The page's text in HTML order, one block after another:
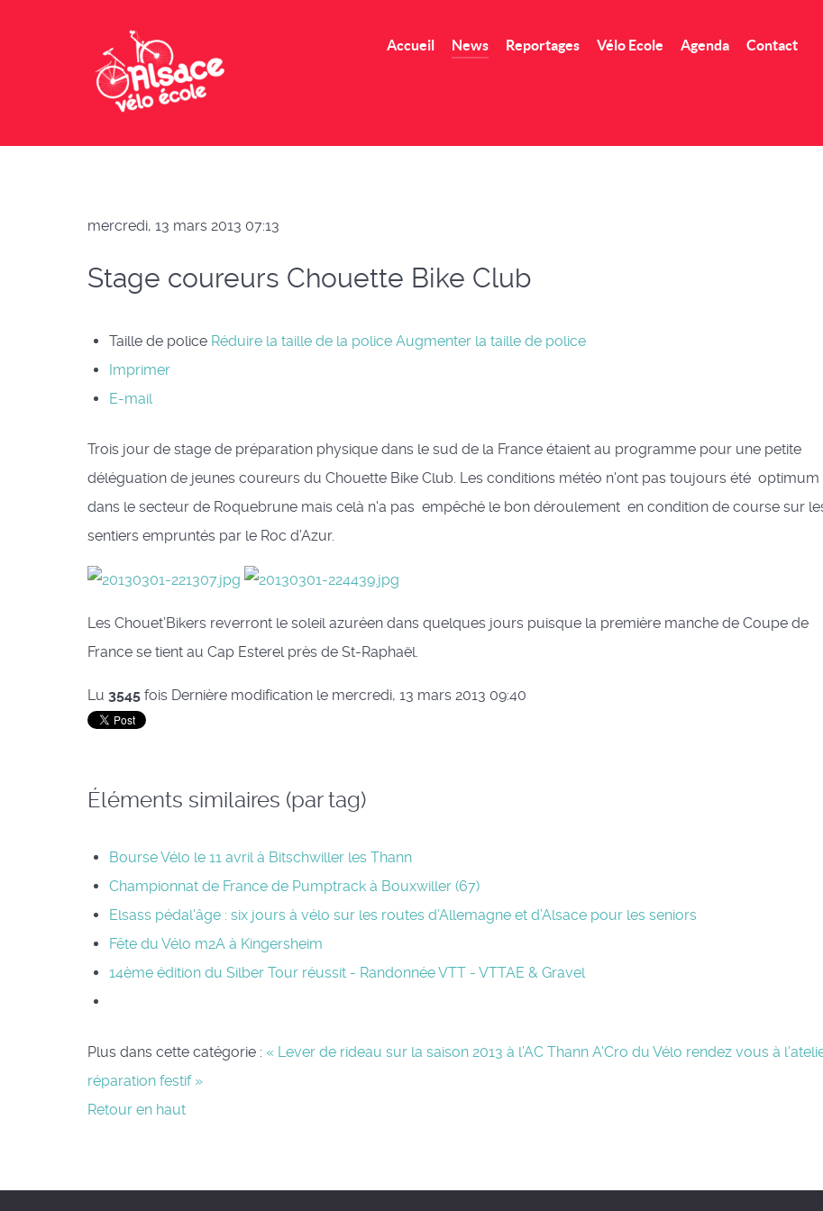
Accueil News Reportages Vélo Ecole Agenda Contact
mercredi, 13 mars 2013 07:13
Stage coureurs Chouette Bike Club
Taille de police Réduire la taille de la police Augmenter la taille de police
Imprimer
E-mail
Trois jour de stage de préparation physique dans le sud de la France étaient au programme pour une petite
déléguation de jeunes coureurs du Chouette Bike Club. Les conditions météo n'ont pas toujours été optimum
dans le secteur de Roquebrune mais celà n'a pas empêché le bon déroulement en condition de course sur
sentiers empruntés par le Roc d’Azur.
Les Chouet’Bikers reverront le soleil azuréen dans quelques jours puisque la première manche de Coupe de
France se tient au Cap Esterel près de St-Raphaël.
Lu 3545 fois Dernière modification le mercredi, 13 mars 2013 09:40
Éléments similaires (par tag)
Bourse Vélo le 11 avril à Bitschwiller les Thann
Championnat de France de Pumptrack à Bouxwiller (67)
Elsass pédal'âge : six jours à vélo sur les routes d’Allemagne et d’Alsace pour les seniors
Fête du Vélo m2A à Kingersheim
14ème édition du Silber Tour réussit - Randonnée VTT - VTTAE & Gravel
Plus dans cette catégorie : « Lever de rideau sur la saison 2013 à l’AC Thann A'Cro du Vélo rendez vous à
réparation festif »
Retour en haut